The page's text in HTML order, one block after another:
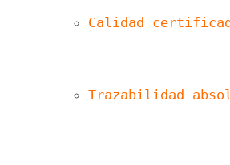
Calidad
Trazabilidad